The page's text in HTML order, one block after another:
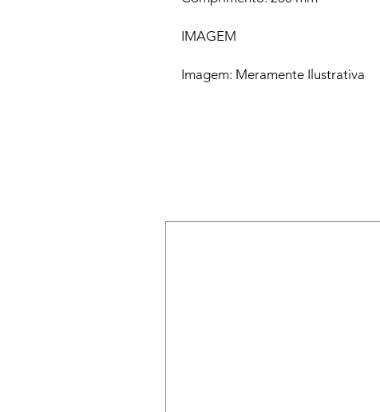
IMAGEM
Imagem: Meramente Ilustrativa